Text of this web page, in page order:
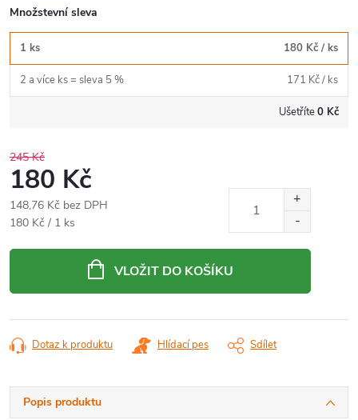
Množstevní sleva
1 ks 180 Kč / ks
2 a více ks = sleva 5 % 171 Kč/ ks
Ušetříte0 Kč
245 Kč
180 Kč
148,76 Kč bez DPH
Měrná
180 Kč / 1 ks
VLOŽIT DO KOŠÍKU
Dotaz k produktu Hlídací pes Sdílet
Popis produktu